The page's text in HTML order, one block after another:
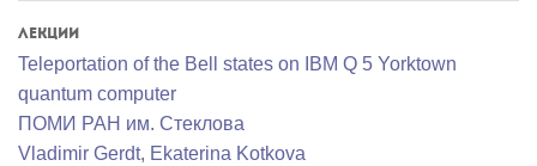
Лекции
Teleportation of the Bell states on IBM Q 5 Yorktown
quantum computer
ПОМИ РАН им. Стеклова
Vladimir Gerdt, Ekaterina Kotkova